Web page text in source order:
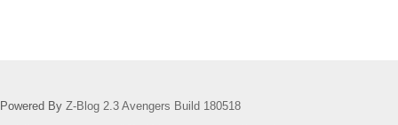
Powered By Z-Blog 2.3 Avengers Build 180518